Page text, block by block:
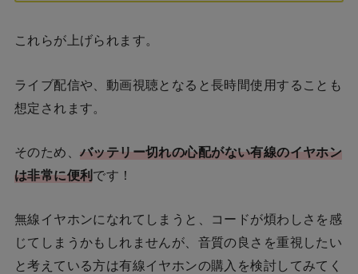
これらが上げられます。
ライブ配信や、動画視聴となると長時間使用することも
想定されます。
そのため、 バッテリー切れの心配がない有線のイヤホン
は非常に便利 です！
無線イヤホンになれてしまうと、コードが煩わしさを感
じてしまうかもしれませんが、音質の良さを重視したい
と考えている方は有線イヤホンの購入を検討してみてく